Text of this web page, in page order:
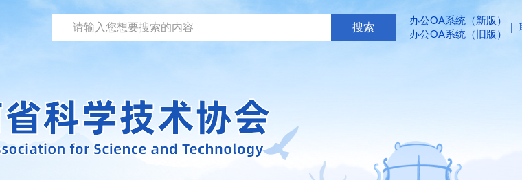
办公OA系统（新版）
办公OA系统（旧版）
|